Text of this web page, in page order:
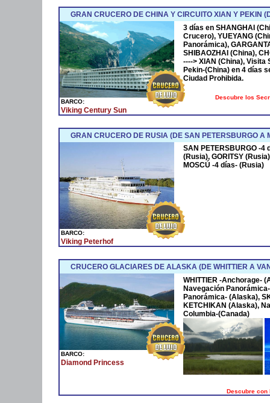
GRAN CRUCERO DE CHINA Y CIRCUITO XIAN Y PEKIN
BARCO:
Viking Century Sun
3 días en SHANGHAI
Crucero), YUEYANG
Panorámica),
SHIBAOZHAI (China),
----> XIAN (China), Visita
Pekin-(China) en 4 días
Ciudad Prohibida.
Descubre los
GRAN CRUCERO DE RUSIA (DE SAN PETERSBURGO A
BARCO:
Viking Peterhof
SAN PETERSBURGO -4
(Rusia), GORITSY
MOSCÚ -4 días- (Rusia)
CRUCERO GLACIARES DE ALASKA (DE WHITTIER A
BARCO:
Diamond Princess
WHITTIER -Anchorage-
Navegación
Panorámica- (Alaska),
KETCHIKAN (Alaska),
Columbia-(Canada)
Descubre